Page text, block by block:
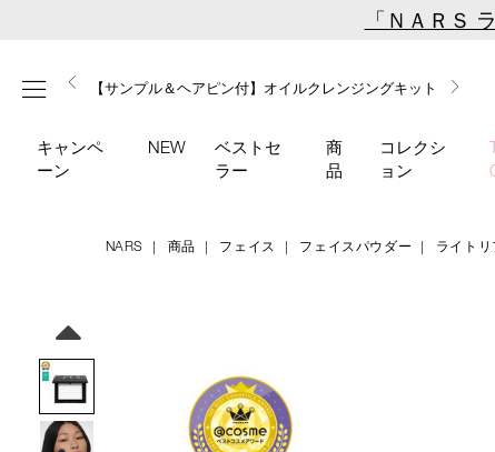
content
「ＮＡＲＳ
メニュー
【ミニパフプレゼント】新リキッドブラッシュご購入でプ
レゼント
【はじめての購入はこちらから】新リキッドブラッシュス
ターターキット
【サンプル＆ヘアピン付】オイルクレンジングキット
【ギフトショッパープレゼント】カラーアイテムをあの人
へのプレゼントに
【ポーチ＆ブラッシュプレゼント】ORGASM CAMPAIGN
キャンペ
ーン
NEW
ベストセ
ラー
商
品
コレクシ
ョン
NARS 商品 フェイス フェイスパウダー ライト
reflecting-
pressed-
setting-
powder/4535683983662.html
4535683983662